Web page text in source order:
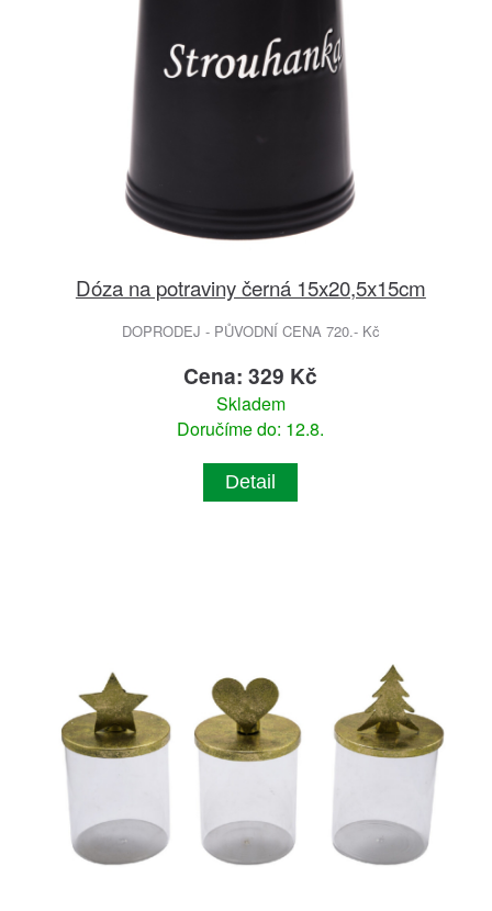
Dóza na potraviny černá 15x20,5x15cm
DOPRODEJ - PŮVODNÍ CENA 720.- Kč
Cena: 329 Kč
Skladem
Doručíme do: 12.8.
Detail